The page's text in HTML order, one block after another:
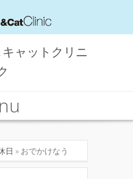
ャットクリニ
日 » おでかけなう